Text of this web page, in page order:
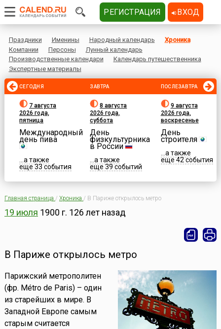
Праздники Именины Народный календарь
Хроника
Компании
Персоны
Лунный календарь
Производственные календари
Календарь путешественника
Экспертные материалы
СЕГОДНЯ
7 августа
2026 года,
пятница
Международный
день пива
...а также
еще 33 события
ЗАВТРА
8 августа
2026 года,
суббота
День
физкультурника
в России
...а также
еще 39 событий
ПОСЛЕЗАВТРА
9 августа
2026 года,
воскресенье
День
строителя
...а также
еще 42 события
Главная страница / Хроника / В Париже открылось метро
19 июля 1900 г. 126 лет назад
В Париже открылось метро
Парижский метрополитен
(фр. Métro de Paris) – один
из старейших в мире. В
Западной Европе самым
старым считается
РЕГИСТРАЦИЯ ВХОД